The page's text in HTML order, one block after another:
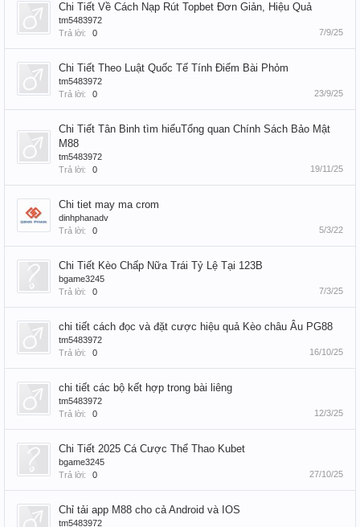
Chi Tiết Về Cách Nạp Rút Topbet Đơn Giản, Hiệu Quả
tm5483972
Trả lời:
0 7/9/25
Chi Tiết Theo Luật Quốc Tế Tính Điểm Bài Phỏm
tm5483972
Trả lời:
0 23/9/25
Chi Tiết Tân Binh tìm hiểuTổng quan Chính Sách Bảo Mật
M88
tm5483972
Trả lời:
0 19/11/25
Chi tiet may ma crom
dinhphanadv
Trả lời:
0 5/3/22
Chi Tiết Kèo Chấp Nữa Trái Tỷ Lệ Tại 123B
bgame3245
Trả lời:
0 7/3/25
chi tiết cách đọc và đặt cược hiệu quả Kèo châu Âu PG88
tm5483972
Trả lời:
0 16/10/25
chi tiết các bộ kết hợp trong bài liêng
tm5483972
Trả lời:
0 12/3/25
Chi Tiết 2025 Cá Cược Thể Thao Kubet
bgame3245
Trả lời:
0 27/10/25
Chỉ tải app M88 cho cả Android và IOS
tm5483972